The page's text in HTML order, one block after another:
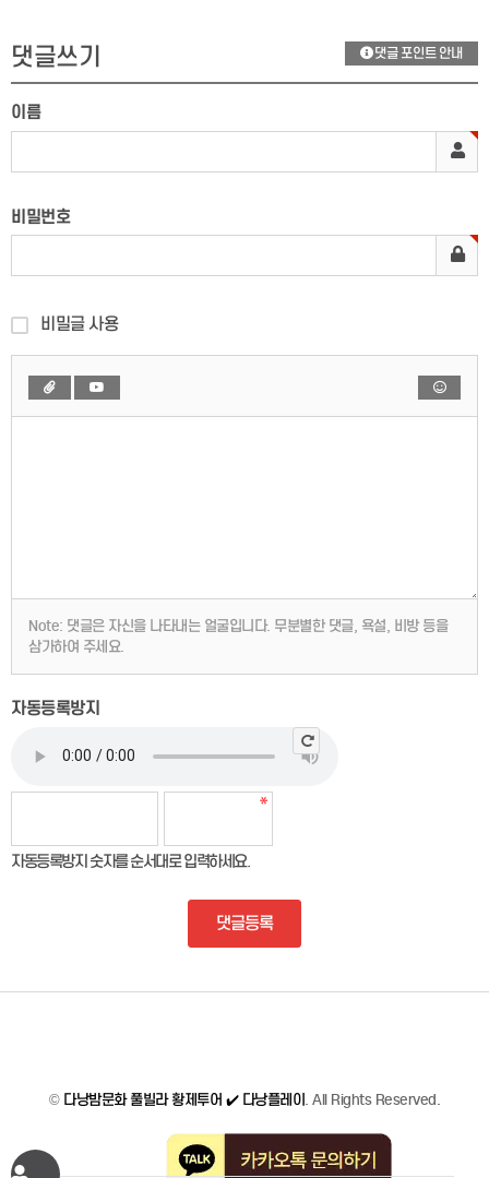
댓글쓰기 댓글 포인트 안내
이름
비밀번호
비밀글 사용
Note: 댓글은 자신을 나타내는 얼굴입니다. 무분별한 댓글, 욕설, 비방 등을
삼가하여 주세요.
자동등록방지
자동등록방지 숫자를 순서대로 입력하세요.
댓글등록
© 다낭밤문화 풀빌라 황제투어 ✔️ 다낭플레이 . All Rights Reserved.